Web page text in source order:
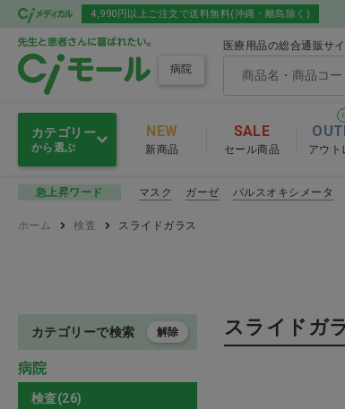
4,990円以上ご注文で送料無料(沖縄・離島除く)
病院
医療用品の総合通販サ
カテゴリー
から選ぶ
感染予防
滅菌・消毒・洗浄
注射・輸液・カテーテル
感染予防
感染予防
NEW
新商品
SALE
セール商品 アウト
急上昇ワード マスク ガーゼ パルスオキシメータ
ホーム 検査 スライドガラス
スライドガ
カテゴリーで検索 解除
病院
検査(26)